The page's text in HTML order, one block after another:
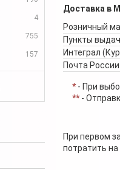
4
755
157
Доставка в
Розничный
Пункты
Интеграл
Почта России
*- При
**-
При первом
потратить на